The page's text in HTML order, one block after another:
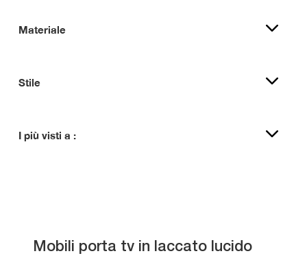
Materiale
Stile
I più visti a :
Mobili porta tv in laccato lucido